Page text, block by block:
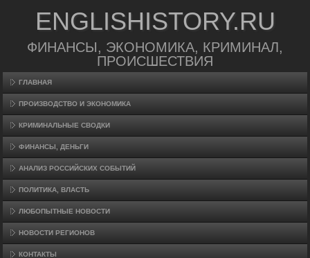
ENGLISHISTORY.RU
ФИНАНСЫ, ЭКОНОМИКА, КРИМИНАЛ,
ПРОИСШЕСТВИЯ
ГЛАВНАЯ
ПРОИЗВΟДСТВО И ЭКОНОМИКА
КРИМИНАЛЬНЫЕ СВОДКИ
ФИНАНСЫ, ДЕНЬГИ
АНАЛИЗ РОССИЙСКИХ СОБЫТИЙ
ПОЛИТИКА, ВЛАСТЬ
ЛЮБОПЫТНЫЕ НОВОСТИ
НОВОСТИ РЕГИОНОВ
КОНТАКТЫ